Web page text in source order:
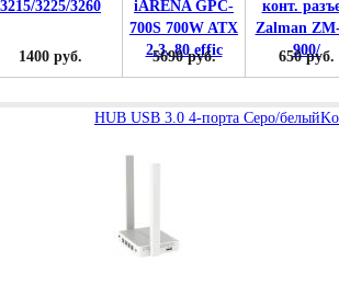
1400 руб. 5690 руб. 650 руб.
HUB USB 3.0 4-порта Серо/белый